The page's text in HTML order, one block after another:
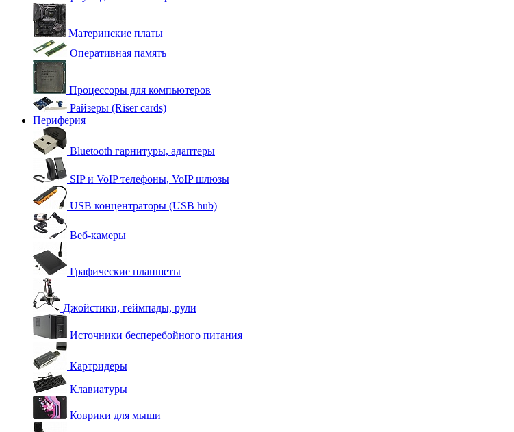
Материнские платы
Оперативная память
Процессоры для компьютеров
Райзеры (Riser cards)
Периферия
Bluetooth гарнитуры, адаптеры
SIP и VoIP телефоны, VoIP шлюзы
USB концентраторы (USB hub)
Веб-камеры
Графические планшеты
Джойстики, геймпады, рули
Источники бесперебойного питания
Картридеры
Клавиатуры
Коврики для мыши